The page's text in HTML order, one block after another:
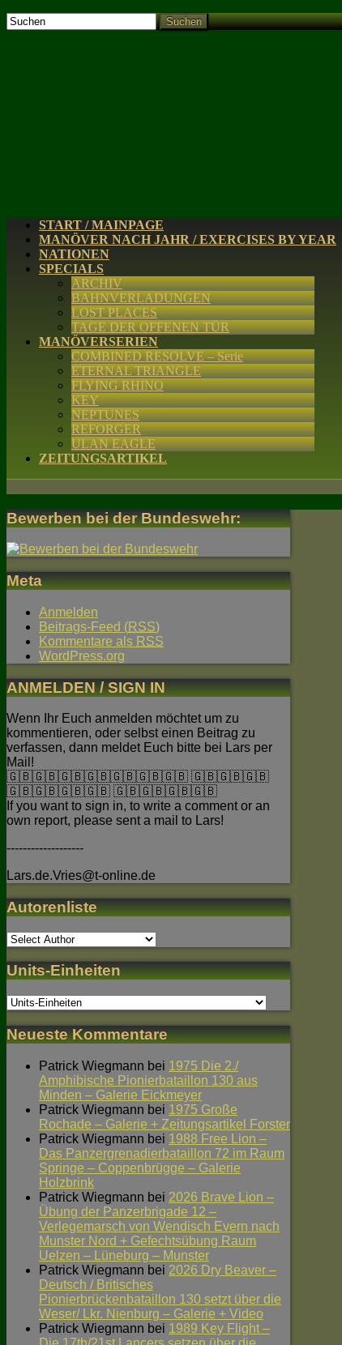
Suchen
START / MAINPAGE
MANÖVER NACH JAHR / EXERCISES BY YEAR
NATIONEN
SPECIALS
ARCHIV
BAHNVERLADUNGEN
LOST PLACES
TAGE DER OFFENEN TÜR
MANÖVERSERIEN
COMBINED RESOLVE – Serie
ETERNAL TRIANGLE
FLYING RHINO
KEY
NEPTUNES
REFORGER
ULAN EAGLE
ZEITUNGSARTIKEL
Bewerben bei der Bundeswehr:
Meta
Anmelden
Beitrags-Feed (RSS)
Kommentare als RSS
WordPress.org
ANMELDEN / SIGN IN
Wenn Ihr Euch anmelden möchtet um zu
kommentieren, oder selbst einen Beitrag zu
verfassen, dann meldet Euch bitte bei Lars per
Mail!
🇬🇧🇬🇧🇬🇧🇬🇧🇬🇧🇬🇧🇬🇧 🇬🇧🇬🇧🇬🇧
🇬🇧🇬🇧🇬🇧🇬🇧 🇬🇧🇬🇧🇬🇧🇬🇧
If you want to sign in, to write a comment or an
own report, please sent a mail to Lars!
-------------------
Lars.de.Vries@t-online.de
Autorenliste
Units-Einheiten
Neueste Kommentare
Patrick Wiegmann bei 1975 Die 2./
Amphibische Pionierbataillon 130 aus
Minden – Galerie Eickmeyer
Patrick Wiegmann bei 1975 Große
Rochade – Galerie + Zeitungsartikel Forster
Patrick Wiegmann bei 1988 Free Lion –
Das Panzergrenadierbataillon 72 im Raum
Springe – Coppenbrügge – Galerie
Holzbrink
Patrick Wiegmann bei 2026 Brave Lion –
Übung der Panzerbrigade 12 –
Verlegemarsch von Wendisch Evern nach
Munster Nord + Gefechtsübung Raum
Uelzen – Lüneburg – Munster
Patrick Wiegmann bei 2026 Dry Beaver –
Deutsch / Britisches
Pionierbrückenbataillon 130 setzt über die
Weser/ Lkr. Nienburg – Galerie + Video
Patrick Wiegmann bei 1989 Key Flight –